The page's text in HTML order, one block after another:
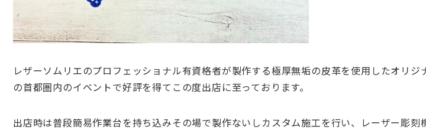
レザーソムリエのプロフェッショナル有資格者が製作する極厚無垢の皮革を使用したオリジ
の首都圏内のイベントで好評を得てこの度出店に至っております。
出店時は普段簡易作業台を持ち込みその場で製作ないしカスタム施工を行い、レーザー彫刻